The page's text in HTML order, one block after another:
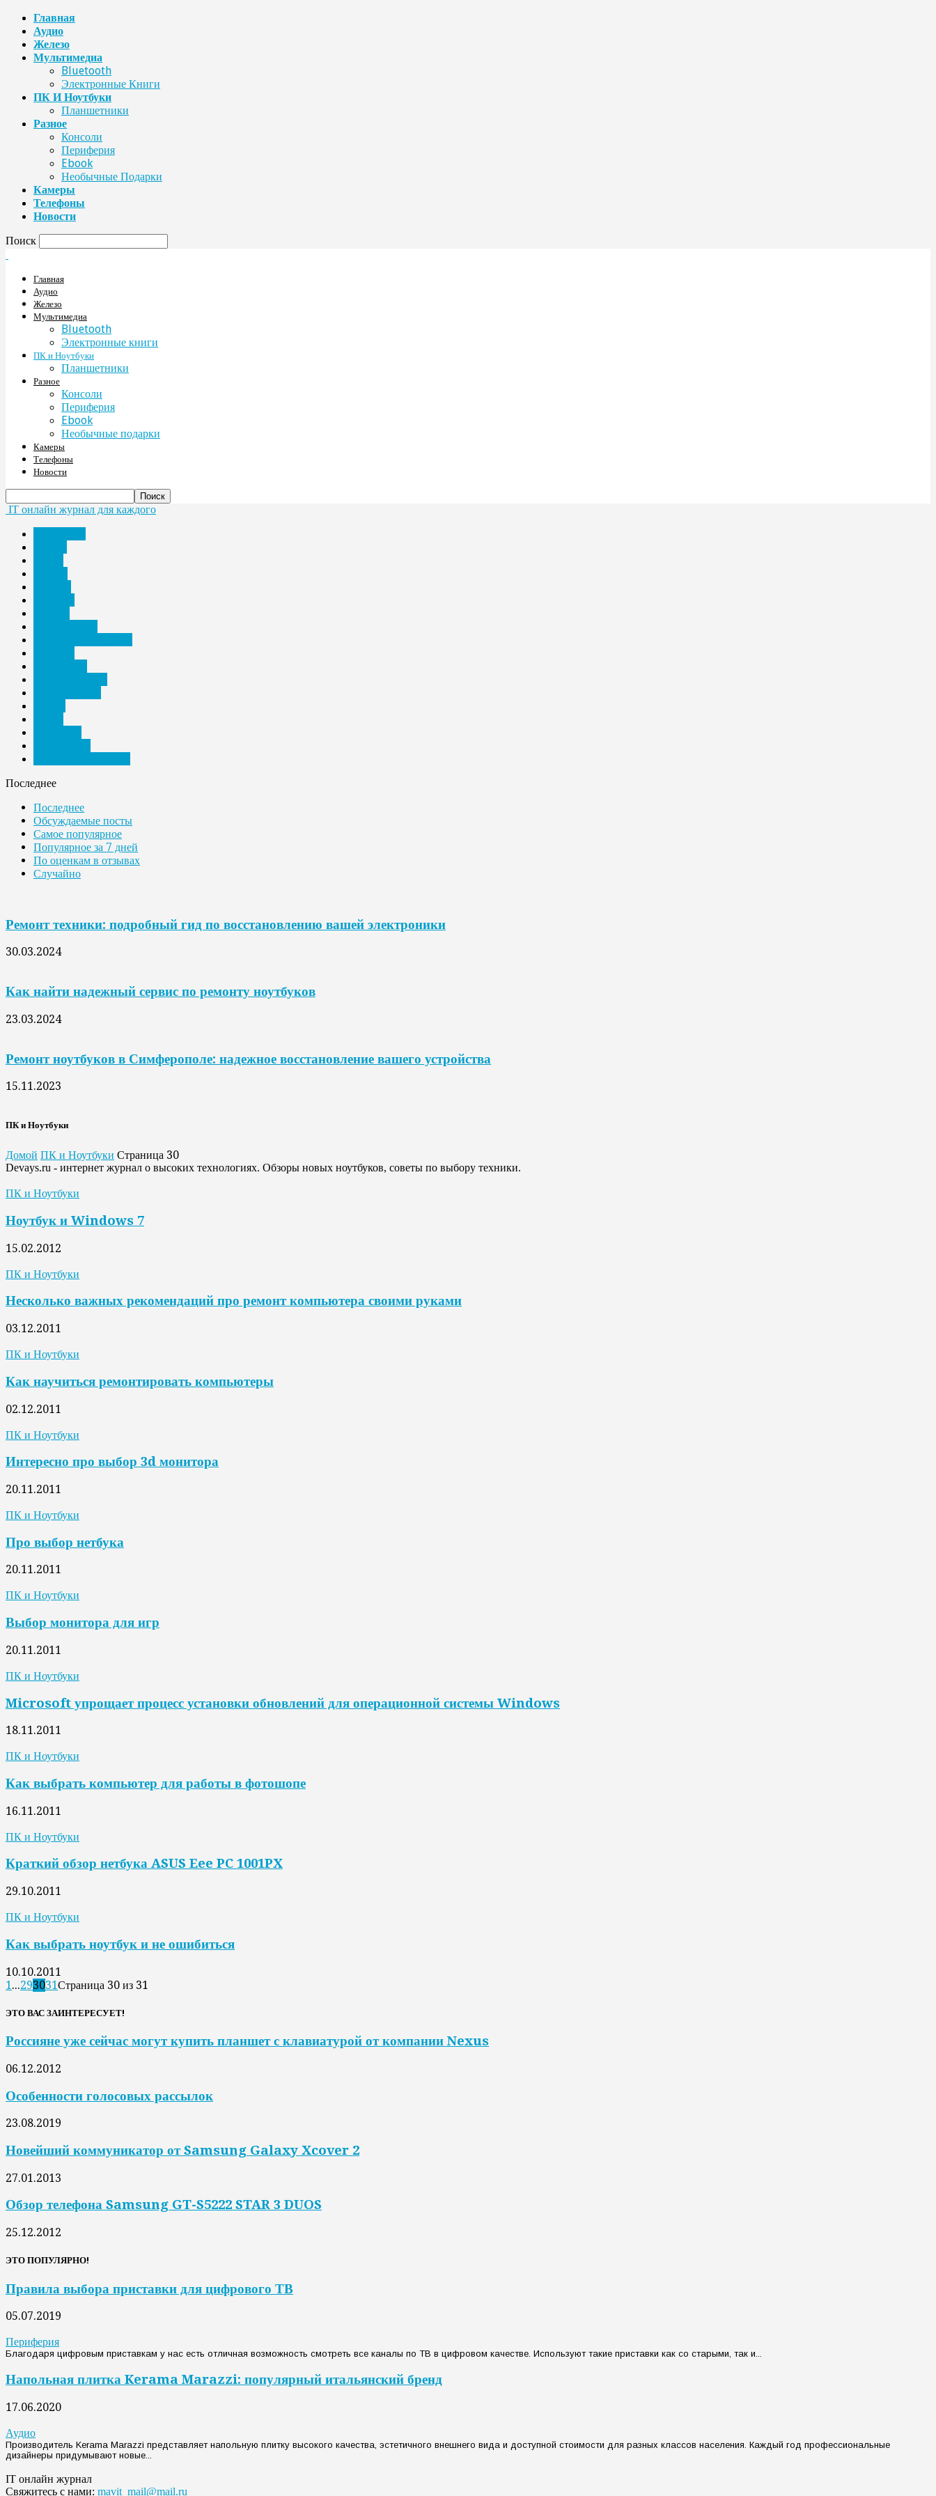
Главная
Аудио
Железо
Мультимедиа
Bluetooth
Электронные Книги
ПК И Ноутбуки
Планшетники
Разное
Консоли
Периферия
Ebook
Необычные Подарки
Камеры
Телефоны
Новости
Поиск
Главная
Аудио
Железо
Мультимедиа
Bluetooth
Электронные книги
ПК и Ноутбуки
Планшетники
Разное
Консоли
Периферия
Ebook
Необычные подарки
Камеры
Телефоны
Новости
IT онлайн журнал для каждого
Последнее
Последнее
Обсуждаемые посты
Самое популярное
Популярное за 7 дней
По оценкам в отзывах
Случайно
Ремонт техники: подробный гид по восстановлению вашей электроники
30.03.2024
Как найти надежный сервис по ремонту ноутбуков
23.03.2024
Ремонт ноутбуков в Симферополе: надежное восстановление вашего устройства
15.11.2023
ПК и Ноутбуки
Домой ПК и Ноутбуки Страница 30
Devays.ru - интернет журнал о высоких технологиях. Обзоры новых ноутбуков, советы по выбору техники.
ПК и Ноутбуки
Ноутбук и Windows 7
15.02.2012
ПК и Ноутбуки
Несколько важных рекомендаций про ремонт компьютера своими руками
03.12.2011
ПК и Ноутбуки
Как научиться ремонтировать компьютеры
02.12.2011
ПК и Ноутбуки
Интересно про выбор 3d монитора
20.11.2011
ПК и Ноутбуки
Про выбор нетбука
20.11.2011
ПК и Ноутбуки
Выбор монитора для игр
20.11.2011
ПК и Ноутбуки
Microsoft упрощает процесс установки обновлений для операционной системы Windows
18.11.2011
ПК и Ноутбуки
Как выбрать компьютер для работы в фотошопе
16.11.2011
ПК и Ноутбуки
Краткий обзор нетбука ASUS Eee PC 1001PX
29.10.2011
ПК и Ноутбуки
Как выбрать ноутбук и не ошибиться
10.10.2011
1 ...293031Страница 30 из 31
ЭТО ВАС ЗАИНТЕРЕСУЕТ!
Россияне уже сейчас могут купить планшет с клавиатурой от компании Nexus
06.12.2012
Особенности голосовых рассылок
23.08.2019
Новейший коммуникатор от Samsung Galaxy Xcover 2
27.01.2013
Обзор телефона Samsung GT-S5222 STAR 3 DUOS
25.12.2012
ЭТО ПОПУЛЯРНО!
Правила выбора приставки для цифрового ТВ
05.07.2019
Периферия
Благодаря цифровым приставкам у нас есть отличная возможность смотреть все каналы по ТВ в цифровом качестве. Используют такие приставки как со старыми, так и...
Напольная плитка Kerama Marazzi: популярный итальянский бренд
17.06.2020
Аудио
Производитель Kerama Marazzi представляет напольную плитку высокого качества, эстетичного внешнего вида и доступной стоимости для разных классов населения. Каждый год профессиональные
дизайнеры придумывают новые...
IT онлайн журнал
Свяжитесь с нами: mavit_mail@mail.ru